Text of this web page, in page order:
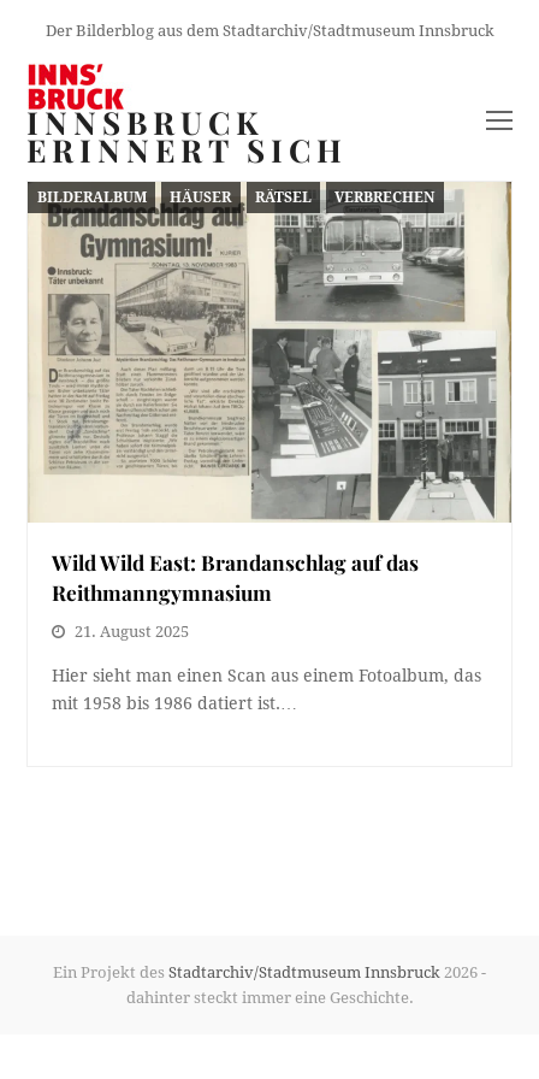
Der Bilderblog aus dem Stadtarchiv/Stadtmuseum Innsbruck
INNSBRUCK
ERINNERT SICH
BILDERALBUM HÄUSER RÄTSEL VERBRECHEN
Wild Wild East: Brandanschlag auf das
Reithmanngymnasium
21. August 2025
Hier sieht man einen Scan aus einem Fotoalbum, das
mit 1958 bis 1986 datiert ist.…
Ein Projekt des Stadtarchiv/Stadtmuseum Innsbruck 2026 -
dahinter steckt immer eine Geschichte.